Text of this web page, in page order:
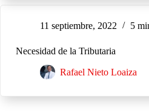
11 septiembre, 2022 5
Necesidad de la Tributaria
Rafael Nieto Loaiza